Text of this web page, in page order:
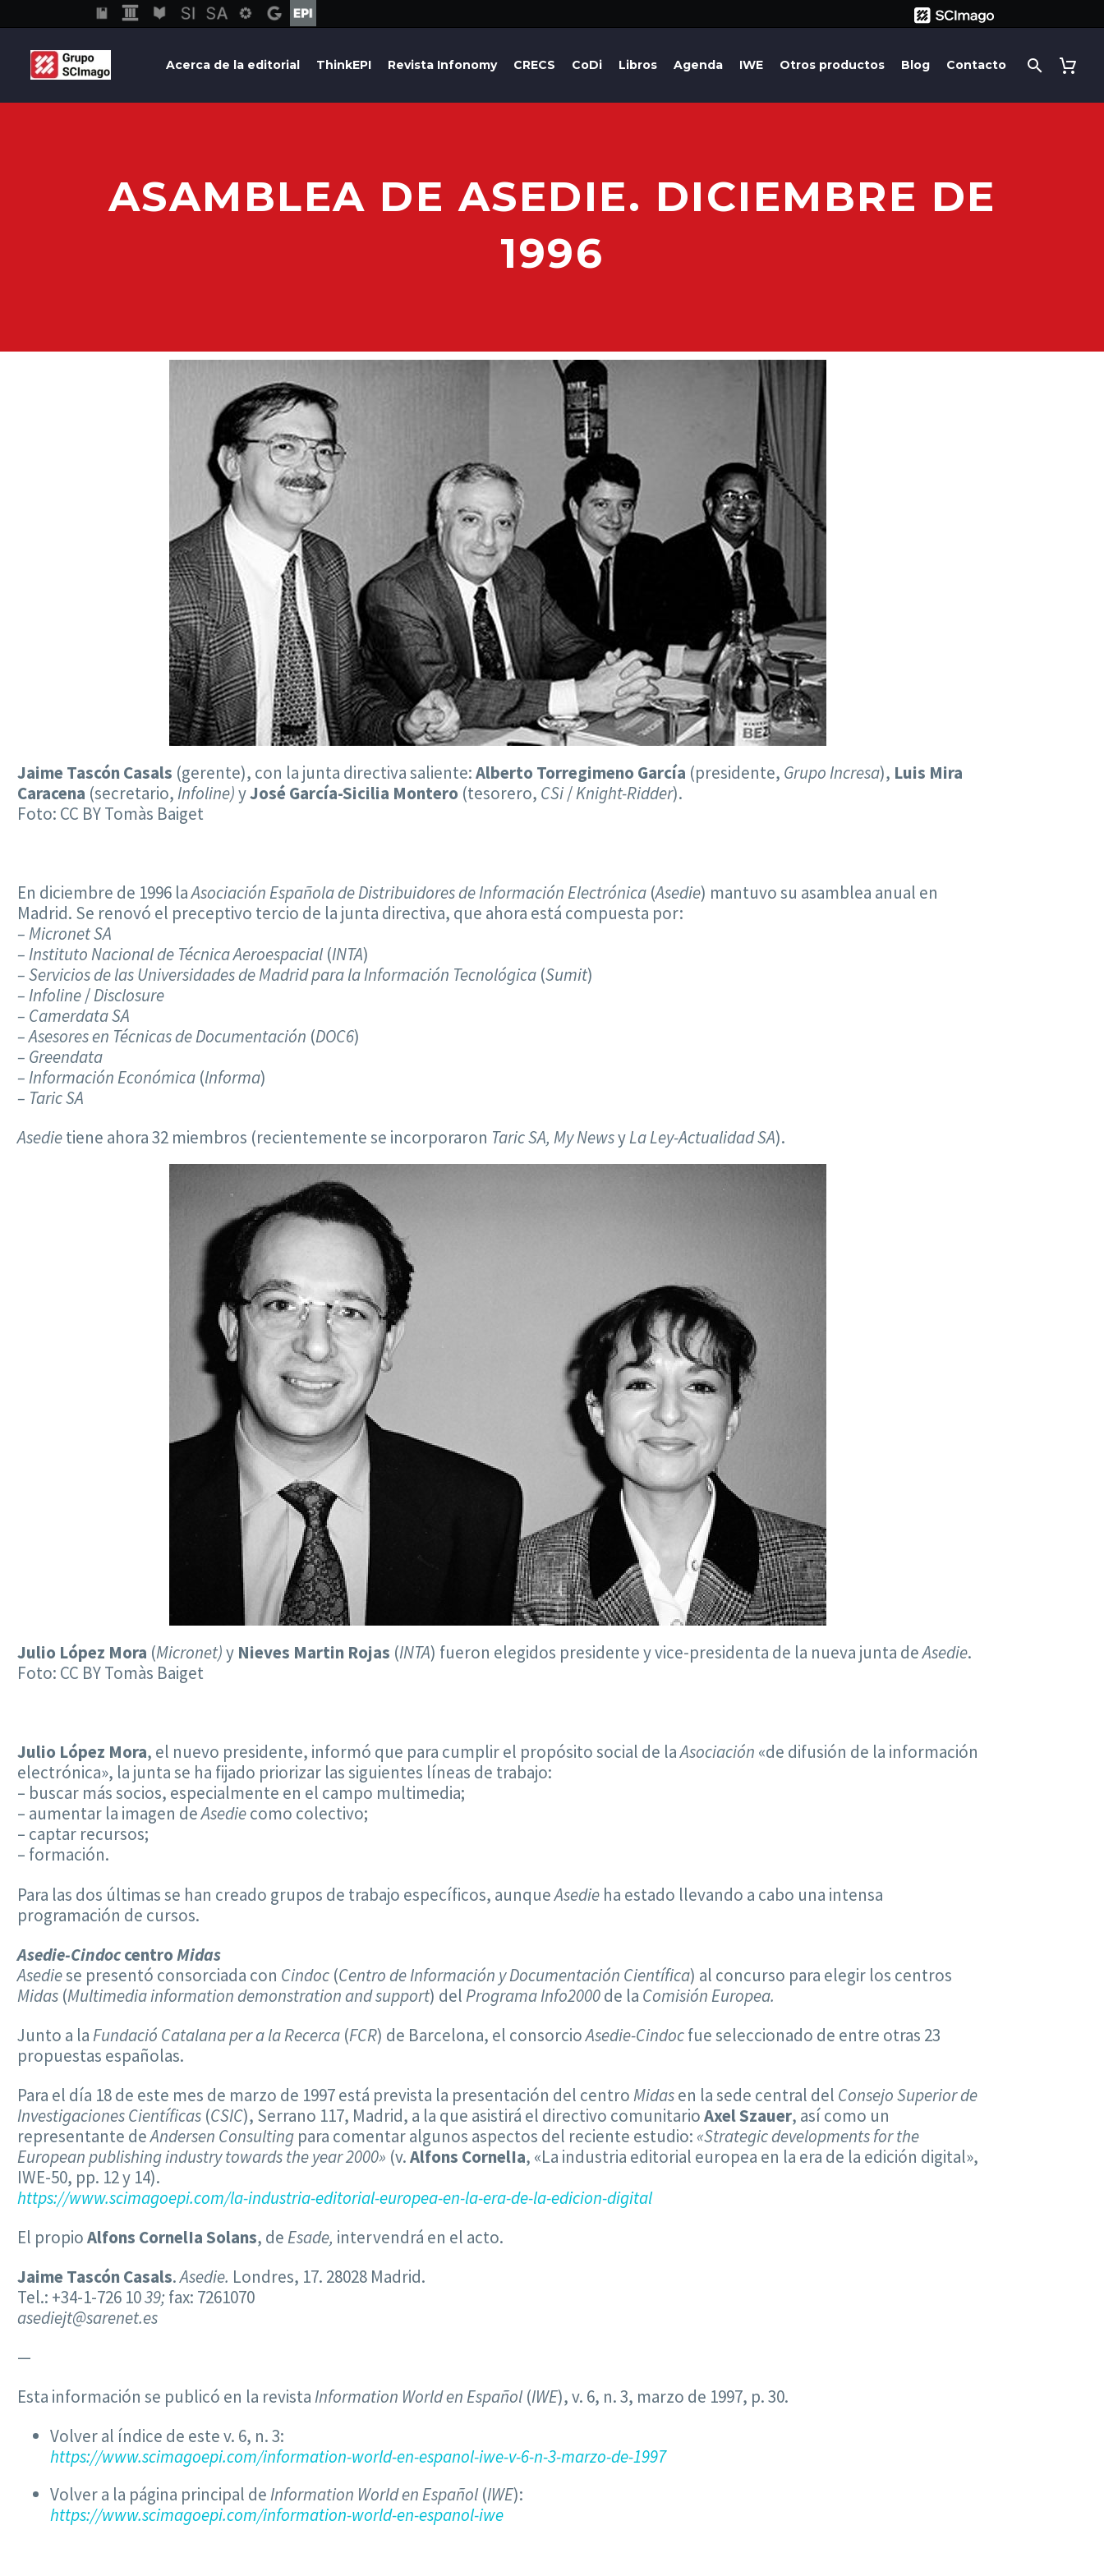
Acerca de la editorial ThinkEPI Revista Infonomy CRECS CoDi Libros Agenda IWE Otros productos Blog Contacto
ASAMBLEA DE ASEDIE. DICIEMBRE DE
1996
Jaime Tascón Casals (gerente), con la junta directiva saliente:Alberto Torregimeno García (presidente, Grupo Incresa), Luis Mira
Caracena (secretario,Infoline)yJosé García-Sicilia Montero (tesorero, CSi/Knight-Ridder).
Foto: CC BY Tomàs Baiget
En diciembre de 1996 laAsociación Española de Distribuidores de Información Electrónica (Asedie) mantuvo su asamblea anual en
Madrid. Se renovó el preceptivo tercio de la junta directiva, que ahora está compuesta por:
– Micronet SA
– Instituto Nacional de Técnica Aeroespacial (INTA)
– Servicios de las Universidades de Madrid para la Información Tecnológica (Sumit)
– Infoline/Disclosure
– Camerdata SA
– Asesores en Técnicas de Documentación (DOC6)
– Greendata
– Información Económica (lnforma)
– Taric SA
Asedietiene ahora 32 miembros (recientemente se incorporaron Taric SA, My NewsyLa Ley-Actualidad SA).
Julio López Mora (Micronet)y Nieves Martin Rojas (INTA) fueron elegidos presidente y vice-presidenta de la nueva junta deAsedie.
Foto: CC BY Tomàs Baiget
Julio López Mora, el nuevo presidente, informó que para cumplir el propósito social de laAsociación «de difusión de la información
electrónica», la junta se ha fijado priorizar las siguientes líneas de trabajo:
– buscar más socios, especialmente en el campo multimedia;
– aumentar la imagen deAsediecomo colectivo;
– captar recursos;
– formación.
Para las dos últimas se han creado grupos de trabajo específicos, aunqueAsedie ha estado llevando a cabo una intensa
programación de cursos.
Asedie-CindoccentroMidas
Asediese presentó consorciada con Cindoc (Centro de Información y Documentación Científica) al concurso para elegir los centros
Midas (Multimedia information demonstration and support) delPrograma Info2000de la Comisión Europea.
Junto a laFundació Catalana per a la Recerca (FCR) de Barcelona, el consorcioAsedie-Cindocfue seleccionado de entre otras 23
propuestas españolas.
Para el día 18 de este mes de marzo de 1997 está prevista la presentación del centroMidasen la sede central del Consejo Superior de
Investigaciones Científicas (CSIC), Serrano 117, Madrid, a la que asistirá el directivo comunitarioAxel Szauer, así como un
representante deAndersen Consulting para comentar algunos aspectos del reciente estudio: «Strategic developments for the
European publishing industry towards the year2000» (v.Alfons CornelIa, «La industria editorial europea en la era de la edición digital»,
IWE-50, pp. 12 y 14).
https://www.scimagoepi.com/la-industria-editorial-europea-en-la-era-de-la-edicion-digital
El propioAlfons CornelIa Solans, deEsade, intervendrá en el acto.
Jaime Tascón Casals.Asedie. Londres, 17. 28028 Madrid.
Tel.: +34-1-726 1039; fax: 7261070
asediejt@sarenet.es
—
Esta información se publicó en la revistaInformation World en Español (IWE), v. 6, n. 3, marzo de 1997, p. 30.
Volver al índice de este v. 6, n. 3:
https://www.scimagoepi.com/information-world-en-espanol-iwe-v-6-n-3-marzo-de-1997
Volver a la página principal deInformation World en Español (IWE):
https://www.scimagoepi.com/information-world-en-espanol-iwe